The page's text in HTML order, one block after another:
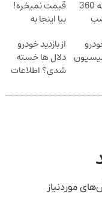
مداربسته 360
قیمت نمیخره!
بیا اینجا به
بفروش*فقط
خریدار واقعی*
از بازدید خودرو
دلال ها خسته
شدی؟ اطلاعات
ثبت کن
موردنیاز